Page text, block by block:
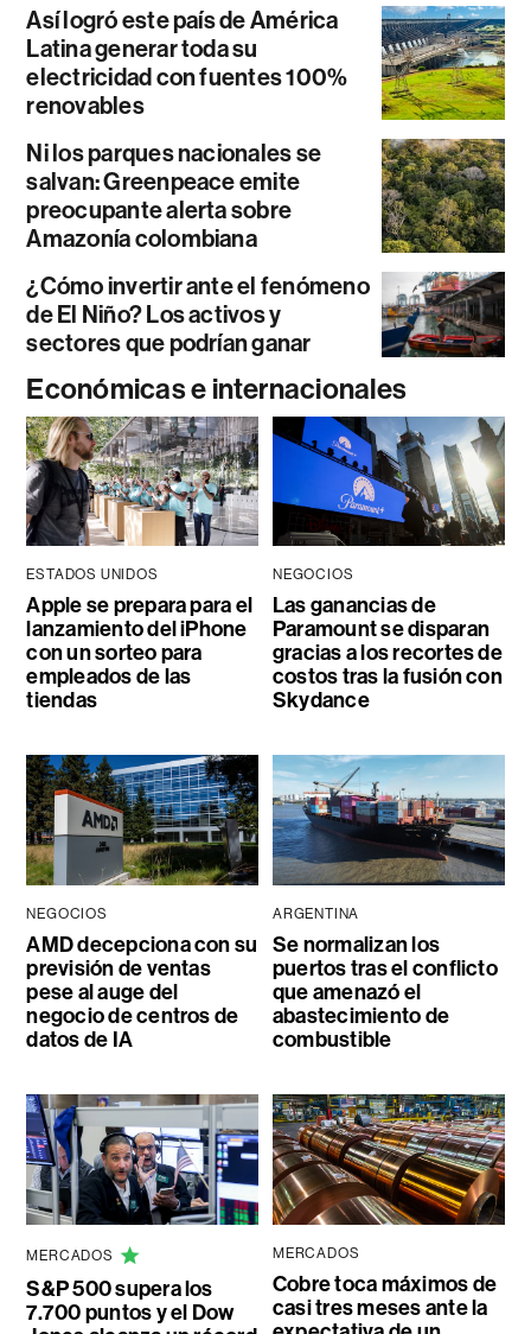
Así logró este país de América
Latina generar toda su
electricidad con fuentes 100%
renovables
Ni los parques nacionales se
salvan: Greenpeace emite
preocupante alerta sobre
Amazonía colombiana
¿Cómo invertir ante el fenómeno
de El Niño? Los activos y
sectores que podrían ganar
Económicas e internacionales
ESTADOS UNIDOS
Apple se prepara para el
lanzamiento del iPhone
con un sorteo para
empleados de las
tiendas
NEGOCIOS
Las ganancias de
Paramount se disparan
gracias a los recortes de
costos tras la fusión con
Skydance
NEGOCIOS
AMD decepciona con su
previsión de ventas
pese al auge del
negocio de centros de
datos de IA
ARGENTINA
Se normalizan los
puertos tras el conflicto
que amenazó el
abastecimiento de
combustible
MERCADOS
S&P 500 supera los
7.700 puntos y el Dow
MERCADOS
Cobre toca máximos de
casi tres meses ante la